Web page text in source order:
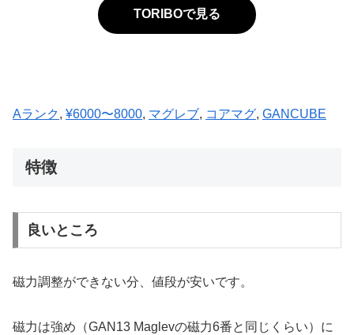
TORIBOで見る
Aランク, ¥6000〜8000, マグレブ, コアマグ, GANCUBE
特徴
良いところ
磁力調整ができない分、値段が安いです。
磁力は強め（GAN13 Maglevの磁力6番と同じくらい）に